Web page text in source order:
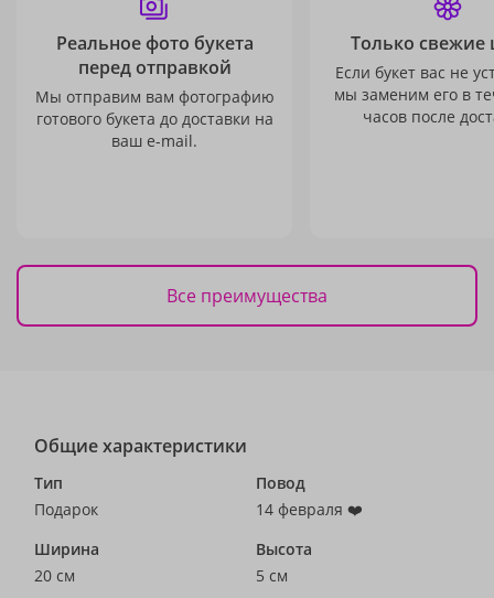
Реальное фото букета
перед отправкой
Мы отправим вам фотографию
готового букета до доставки на
ваш e-mail.
Только свежие
Если букет вас не
мы заменим его в
часов после
Все преимущества
Общие характеристики
Тип
Подарок
Повод
14 февраля ❤️
Ширина
20 см
Высота
5 см